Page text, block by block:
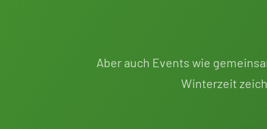
Aber auch Events wie
Winterzeit